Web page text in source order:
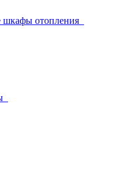
шкафы отопления